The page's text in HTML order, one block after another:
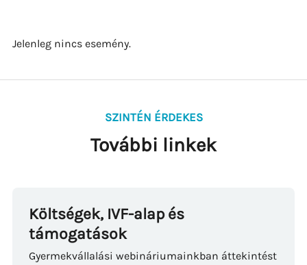
Jelenleg nincs esemény.
SZINTÉN ÉRDEKES
További linkek
Költségek, IVF-alap és
támogatások
Gyermekvállalási webináriumainkban áttekintést